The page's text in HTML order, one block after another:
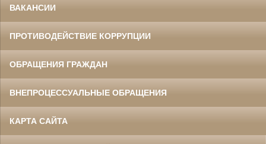
ВАКАНСИИ
ПРОТИВОДЕЙСТВИЕ КОРРУПЦИИ
ОБРАЩЕНИЯ ГРАЖДАН
ВНЕПРОЦЕССУАЛЬНЫЕ ОБРАЩЕНИЯ
КАРТА САЙТА